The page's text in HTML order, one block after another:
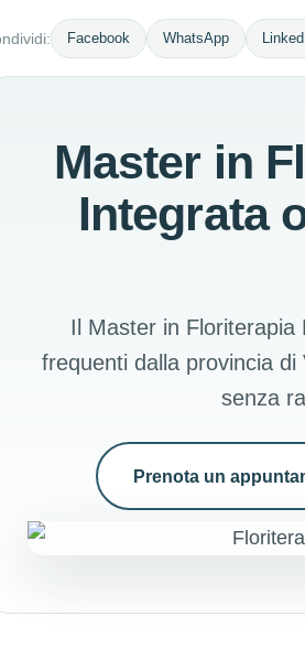
Facebook WhatsApp
Master in
Integrata
Il Master in
frequenti dalla provincia
senza
Prenota un